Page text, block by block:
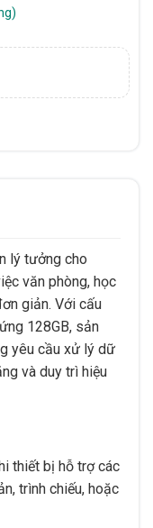
lý tưởng cho
văn phòng, học
giản. Với cấu
128GB, sản
yêu cầu xử lý dữ
và duy trì hiệu
thiết bị hỗ trợ các
trình chiếu, hoặc